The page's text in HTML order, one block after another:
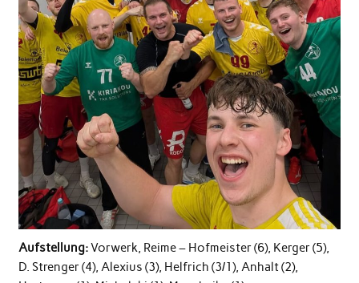
Aufstellung:Vorwerk, Reime – Hofmeister (6), Kerger (5),
D. Strenger (4), Alexius (3), Helfrich (3/1), Anhalt (2),